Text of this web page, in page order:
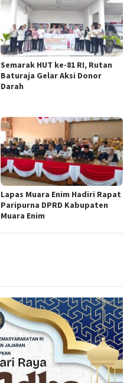
Semarak HUT ke-81 RI, Rutan
Baturaja Gelar Aksi Donor
Darah
Lapas Muara Enim Hadiri Rapat
Paripurna DPRD Kabupaten
Muara Enim